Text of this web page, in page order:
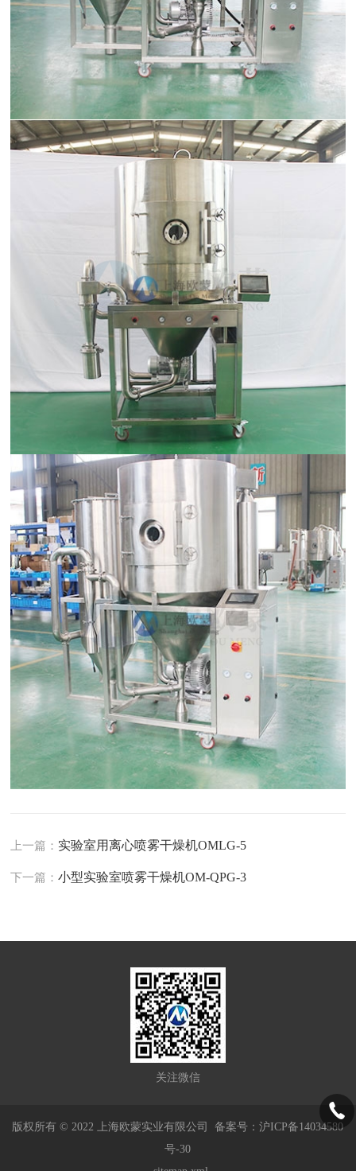
上一篇： 实验室用离心喷雾干燥机OMLG-5
下一篇：小型实验室喷雾干燥机OM-QPG-3
关注微信
版权所有 © 2022 上海欧蒙实业有限公司备案号：沪ICP备14034580
号-30